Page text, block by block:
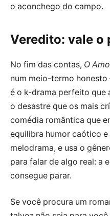
o aconchego do campo.
Veredito: vale o
No fim das contas, O
num meio-termo
é o k-drama perfeito que
o desastre que os mais
comédia romântica que
equilibra humor caótico
melodrama, e usa o
para falar de algo real: a
consegue parar.
Se você procura um